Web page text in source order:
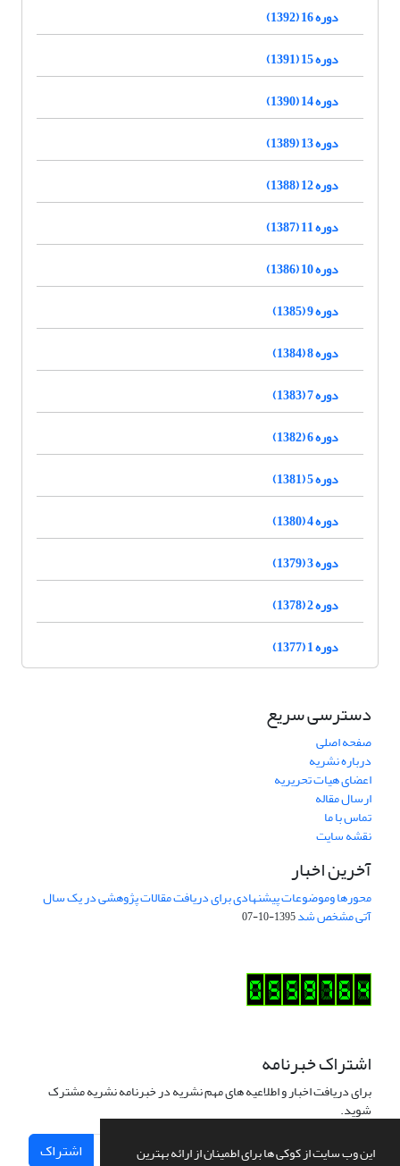
این وب سایت از کوکی ها برای اطمینان از ارائه بهترین
دوره 16 (1392)
دوره 15 (1391)
دوره 14 (1390)
دوره 13 (1389)
دوره 12 (1388)
دوره 11 (1387)
دوره 10 (1386)
دوره 9 (1385)
دوره 8 (1384)
دوره 7 (1383)
دوره 6 (1382)
دوره 5 (1381)
دوره 4 (1380)
دوره 3 (1379)
دوره 2 (1378)
دوره 1 (1377)
دسترسی سریع
صفحه اصلی
درباره نشریه
اعضای هیات تحریریه
ارسال مقاله
تماس با ما
نقشه سایت
آخرین اخبار
محورها وموضوعات پیشنهادی برای دریافت مقالات پژوهشی در یک سال
آتی مشخص شد1395-10-07
اشتراک خبرنامه
برای دریافت اخبار و اطلاعیه های مهم نشریه در خبرنامه نشریه مشترک
شوید.
اشتراک